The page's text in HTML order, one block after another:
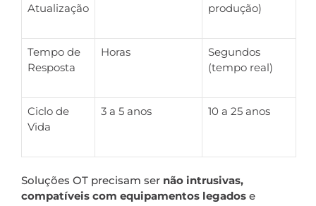
Atualização
produção)
Tempo de
Resposta
Horas
Segundos
(tempo real)
Ciclo de
Vida
3 a 5 anos 10 a 25 anos
Soluções OT precisam ser não intrusivas,
compatíveis com equipamentos legados e